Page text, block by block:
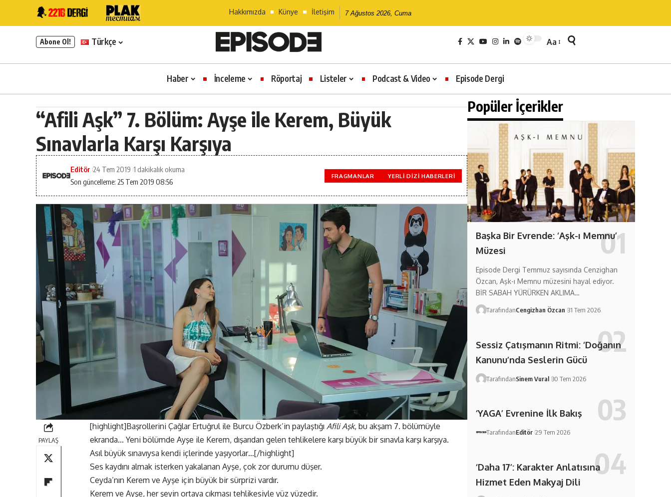
Hakkımızda Künye İletişim 7 Ağustos 2026, Cuma
Abone Ol! Türkçe Aa
Haber İnceleme Röportaj Listeler Podcast & Video Episode Dergi
“Afili Aşk” 7. Bölüm: Ayşe ile Kerem, Büyük
Sınavlarla Karşı Karşıya
Son güncelleme: 25 Tem 2019 08:56
Editör 24 Tem 2019 1 dakikalık okuma
FRAGMANLAR YERLI DIZI HABERLERI
PAYLAŞ
[highlight]Başrollerini Çağlar Ertuğrul ile Burcu Özberk’in paylaştığı Afili Aşk, bu akşam 7. bölümüyle
ekranda… Yeni bölümde Ayşe ile Kerem, dışarıdan gelen tehlikelere karşı büyük bir sınavla karşı karşıya.
Asıl büyük sınavıysa kendi içlerinde yaşıyorlar…[/highlight]
Ses kaydını almak isterken yakalanan Ayşe, çok zor durumu düşer.
Ceyda’nın Kerem ve Ayşe için büyük bir sürprizi vardır.
Kerem ve Ayşe, her şeyin ortaya çıkması tehlikesiyle yüz yüzedir.
Popüler İçerikler
Başka Bir Evrende: ‘Aşk-ı Memnu’
Müzesi
Episode Dergi Temmuz sayısında Cenzighan
Özcan, Aşk-ı Memnu müzesini hayal ediyor.
BİR SABAH YÜRÜRKEN AKLIMA…
TarafındanCengizhan Özcan 31 Tem 2026
Sessiz Çatışmanın Ritmi: ‘Doğanın
Kanunu’nda Seslerin Gücü
TarafındanSinem Vural 30 Tem 2026
‘YAGA’ Evrenine İlk Bakış
TarafındanEditör 29 Tem 2026
‘Daha 17’: Karakter Anlatısına
Hizmet Eden Makyaj Dili